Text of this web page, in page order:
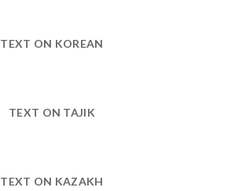
TEXT ON KOREAN
TEXT ON TAJIK
TEXT ON KAZAKH